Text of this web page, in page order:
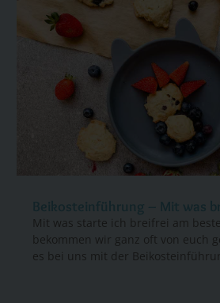
Beikosteinführung – Mit was
Mit was starte ich breifrei am
bekommen wir ganz oft von euch
es bei uns mit der